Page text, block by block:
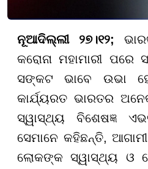
ନୂଆଦିଲ୍ଲୀ ୨୭।୧୨;
କରୋନା ମହାମାରୀ
ସଙ୍କଟ ଭାବେ ଉଭା
କାର୍ଯ୍ୟରତ ଭାରତର
ସ୍ୱାସ୍ଥ୍ୟ ବିଶେଷଜ୍ଞ
ସେମାନେ କହିଛନ୍ତି,
ଲୋକଙ୍କ ସ୍ୱାସ୍ଥ୍ୟ ଓ